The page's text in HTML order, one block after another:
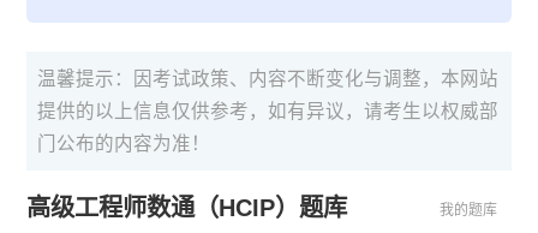
温馨提示：因考试政策、内容不断变化与调整，本网站
提供的以上信息仅供参考，如有异议，请考生以权威部
门公布的内容为准！
高级工程师数通（HCIP）题库 我的题库